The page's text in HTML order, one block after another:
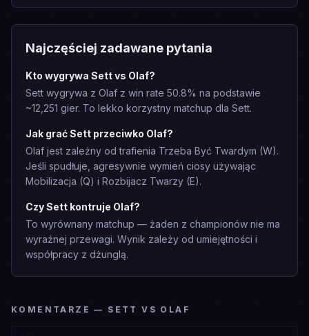
Najczęściej zadawane pytania
Kto wygrywa Sett vs Olaf?
Sett wygrywa z Olaf z win rate 50.8% na podstawie
~12,251 gier. To lekko korzystny matchup dla Sett.
Jak grać Sett przeciwko Olaf?
Olaf jest zależny od trafienia Trzeba Być Twardym (W).
Jeśli spudłuje, agresywnie wymień ciosy używając
Mobilizacja (Q) i Rozbijacz Twarzy (E).
Czy Sett kontruje Olaf?
To wyrównany matchup — żaden z championów nie ma
wyraźnej przewagi. Wynik zależy od umiejętności i
współpracy z dżunglą.
KOMENTARZE — SETT VS OLAF